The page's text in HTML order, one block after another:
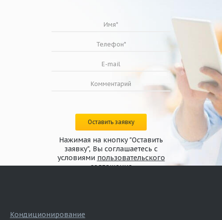
Оставить заявку
Нажимая на кнопку "Оставить
заявку", Вы соглашаетесь с
условиями пользовательского
соглашения
Кондиционирование